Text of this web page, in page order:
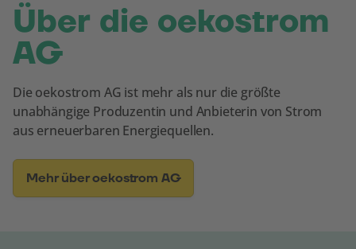
Über die oekostrom
AG
Die oekostrom AG ist mehr als nur die größte
unabhängige Produzentin und Anbieterin von Strom
aus erneuerbaren Energiequellen.
Mehr über oekostrom AG